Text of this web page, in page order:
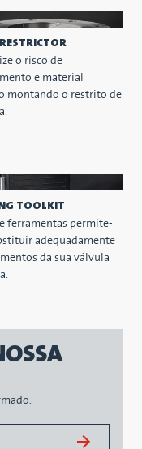
o risco de
e material
montando o restrito de
TOOLKIT
ferramentas permite-
adequadamente
da sua válvula